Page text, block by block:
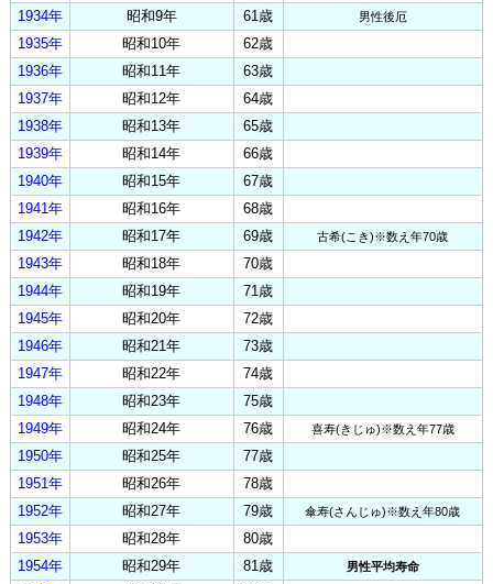
1934年 昭和9年 61歳 男性後厄
1935年 昭和10年
62歳
1936年
昭和11年
63歳
1937年
昭和12年
64歳
1938年
昭和13年
65歳
1939年
昭和14年
66歳
1940年
昭和15年
67歳
1941年
昭和16年
68歳
1942年
昭和17年 69歳 古希(こき)※数え年70歳
1943年 昭和18年
70歳
1944年
昭和19年
71歳
1945年
昭和20年
72歳
1946年
昭和21年
73歳
1947年
昭和22年
74歳
1948年
昭和23年
75歳
1949年
昭和24年 76歳 喜寿(きじゅ)※数え年77歳
1950年 昭和25年
77歳
1951年
昭和26年
78歳
1952年
昭和27年 79歳 傘寿(さんじゅ)※数え年80歳
1953年 昭和28年
80歳
1954年
昭和29年 81歳 男性平均寿命